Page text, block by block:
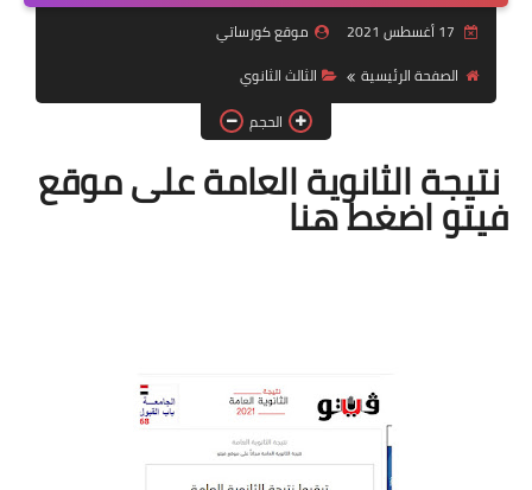
موضوعات
تربويات
تكنولوجيا
قصص للأطفال
موقع كورساتي
الصفحة الرئيسية
الثالث الثانوي
الحجم
نتيجة الثانوية العامة على موقع
فيتو اضغط هنا